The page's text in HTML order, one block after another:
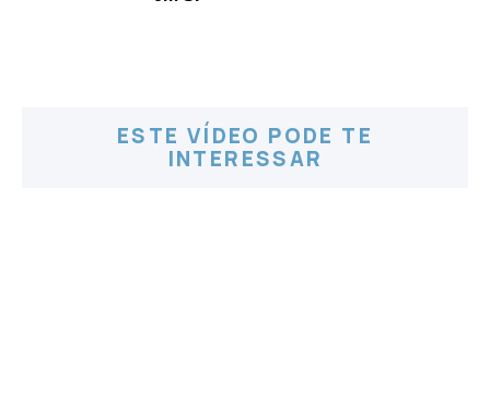
ESTE VÍDEO PODE TE
INTERESSAR